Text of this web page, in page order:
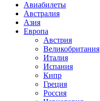
Авиабилеты
Австралия
Азия
Европа
Австрия
Великобритания
Италия
Испания
Кипр
Греция
Россия